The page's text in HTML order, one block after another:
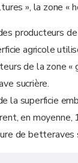
», la zone «
producteurs
agricole
de la zone «
sucrière.
la superficie
en
de betteraves